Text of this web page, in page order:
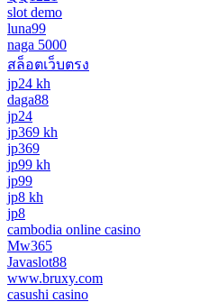
slot demo
luna99
naga 5000
สล็อตเว็บตรง
jp24 kh
daga88
jp24
jp369 kh
jp369
jp99 kh
jp99
jp8 kh
jp8
cambodia online casino
Mw365
Javaslot88
www.bruxy.com
casushi casino